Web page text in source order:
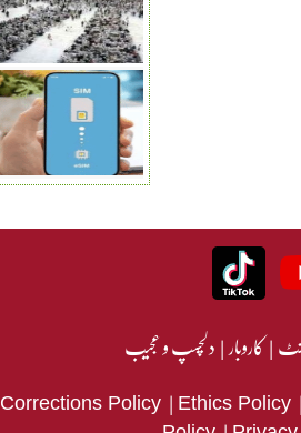
|کاروبار|دلچسپ و عجیب
Corrections Policy | Ethics Policy |